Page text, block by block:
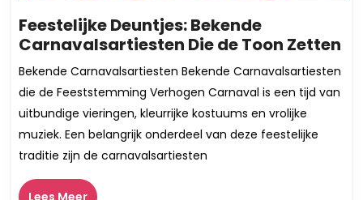
Feestelijke Deuntjes: Bekende
Carnavalsartiesten Die de Toon Zetten
Bekende Carnavalsartiesten Bekende Carnavalsartiesten
die de Feeststemming Verhogen Carnaval is een tijd van
uitbundige vieringen, kleurrijke kostuums en vrolijke
muziek. Een belangrijk onderdeel van deze feestelijke
traditie zijn de carnavalsartiesten
Lees MeerLees